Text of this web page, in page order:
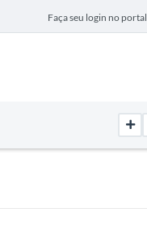
Faça seu login no portal